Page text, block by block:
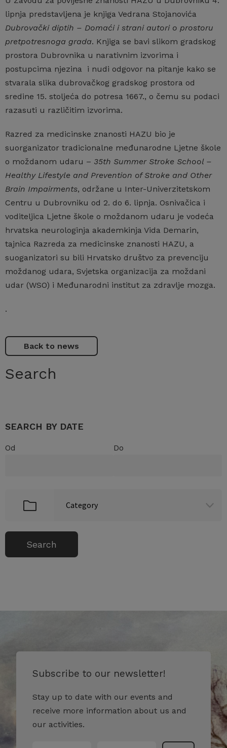
lipnja predstavljena je knjiga Vedrana Stojanovića
Dubrovački diptih – Domaći i strani autori o prostoru
pretpotresnoga grada. Knjiga se bavi slikom gradskog
prostora Dubrovnika u narativnim izvorima i
postupcima njezina i nudi odgovor na pitanje kako se
stvarala slika dubrovačkog gradskog prostora od
sredine 15. stoljeća do potresa 1667., o čemu su podaci
razasuti u različitim izvorima.
Razred za medicinske znanosti HAZU bio je
suorganizator tradicionalne međunarodne Ljetne škole
o moždanom udaru – 35th Summer Stroke School –
Healthy Lifestyle and Prevention of Stroke and Other
Brain Impairments, održane u Inter-Univerzitetskom
Centru u Dubrovniku od 2. do 6. lipnja. Osnivačica i
voditeljica Ljetne škole o moždanom udaru je vodeća
hrvatska neurologinja akademkinja Vida Demarin,
tajnica Razreda za medicinske znanosti HAZU, a
suoganizatori su bili Hrvatsko društvo za prevenciju
moždanog udara, Svjetska organizacija za moždani
udar (WSO) i Međunarodni institut za zdravlje mozga.
.
Back to news
Search
SEARCH BY DATE
Od Do
Subscribe to our newsletter!
Stay up to date with our events and
receive more information about us and
our activities.